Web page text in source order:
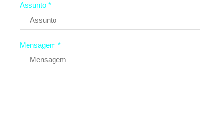
Assunto *
Mensagem *